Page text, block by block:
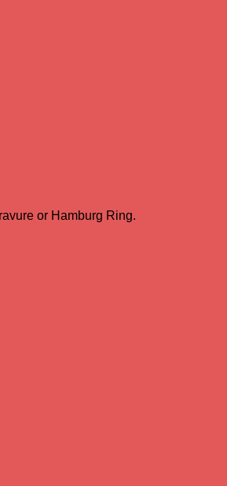
or Hamburg Ring.